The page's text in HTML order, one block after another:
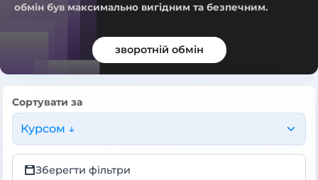
обмін був максимально вигідним та безпечним.
зворотній обмін
Сортувати за
Курсом ↓
Зберегти фільтри